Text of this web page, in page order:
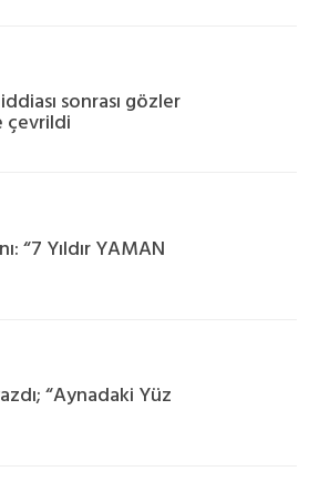
sonrası gözler
çevrildi
“7 Yıldır YAMAN
“Aynadaki Yüz